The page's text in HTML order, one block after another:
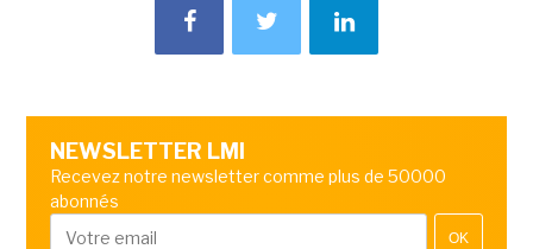
NEWSLETTER LMI
Recevez notre newsletter comme plus de 50000
abonnés
OK